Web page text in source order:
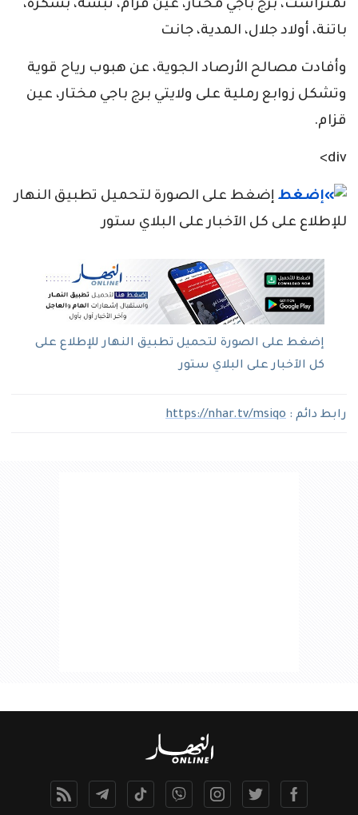
تمنراست، برج باجي مختار، عين قزام، تبسة، بسكرة،
باتنة، أولاد جلال، المدية، جانت
وأفادت مصالح الأرصاد الجوية، عن هبوب رياح قوية
وتشكل زوابع رملية على ولايتي برج باجي مختار، عين
قزام.
div>
إضغط على الصورة لتحميل تطبيق النهار
للإطلاع على كل الآخبار على البلاي ستور
إضغط على الصورة لتحميل تطبيق النهار للإطلاع على
كل الآخبار على البلاي ستور
رابط دائم : https://nhar.tv/msiqo